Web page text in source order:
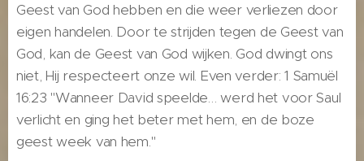
Geest van God hebben en die weer verliezen door
eigen handelen. Door te strijden tegen de Geest van
God, kan de Geest van God wijken. God dwingt ons
niet, Hij respecteert onze wil. Even verder: 1 Samuël
16:23 "Wanneer David speelde… werd het voor Saul
verlicht en ging het beter met hem, en de boze
geest week van hem."